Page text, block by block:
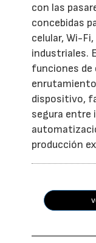
con las
concebidas
celular, Wi-
industriales.
funciones de
dispositivo,
segura entre
producción